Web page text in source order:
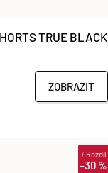
TRUE BLACK
ZOBRAZIT
–30 %
iRozdíl